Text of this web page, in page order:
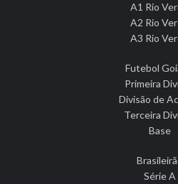
A1 Rio
A2 Rio
A3 Rio
Futebol
Primeira
Divisão de
Terceira
Base
Série A